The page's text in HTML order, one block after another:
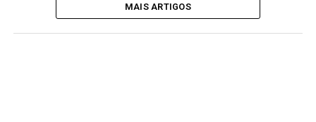
MAIS ARTIGOS